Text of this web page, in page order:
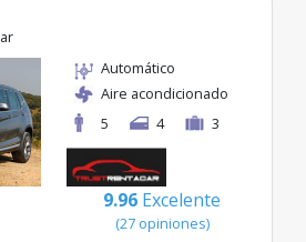
Automático
Aire acondicionado
5
4 3
9.96 Excelente
(27 opiniones)